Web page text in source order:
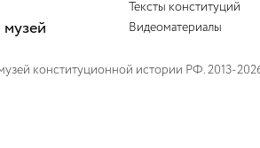
музей
Тексты конституций
Видеоматериалы
конституционной истории РФ. 2013-